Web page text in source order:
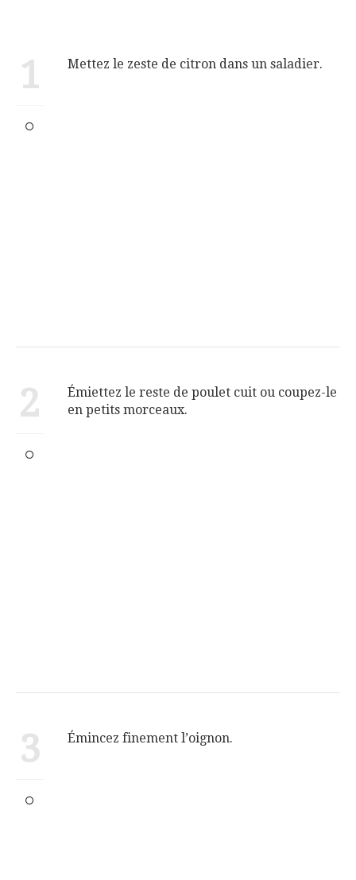
1 Mettez le zeste de citron dans un saladier.
2
Émiettez le reste de poulet cuit ou coupez-le
en petits morceaux.
3 Émincez finement l’oignon.